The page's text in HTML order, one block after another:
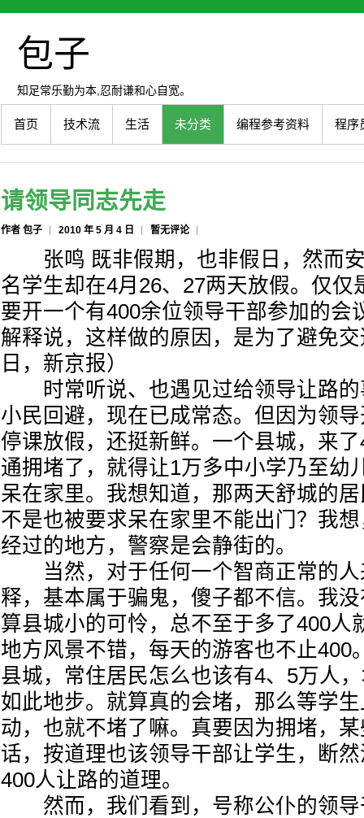
包子
知足常乐勤为本,忍耐谦和心自宽。
首页 技术流 生活 未分类 编程参考资料 程序
请领导同志先走
作者 包子 2010 年 5 月 4 日 暂无评论
张鸣 既非假期，也非假日，然而安
名学生却在4月26、27两天放假。仅仅
要开一个有400余位领导干部参加的会
解释说，这样做的原因，是为了避免
日，新京报）
时常听说、也遇见过给领导让路的
小民回避，现在已成常态。但因为领
停课放假，还挺新鲜。一个县城，来
通拥堵了，就得让1万多中小学乃至幼
呆在家里。我想知道，那两天舒城的
不是也被要求呆在家里不能出门？我
经过的地方，警察是会静街的。
当然，对于任何一个智商正常的人
释，基本属于骗鬼，傻子都不信。我
算县城小的可怜，总不至于多了400人
地方风景不错，每天的游客也不止400
县城，常住居民怎么也该有4、5万人
如此地步。就算真的会堵，那么等学
动，也就不堵了嘛。真要因为拥堵，
话，按道理也该领导干部让学生，断
400人让路的道理。
然而，我们看到，号称公仆的领导